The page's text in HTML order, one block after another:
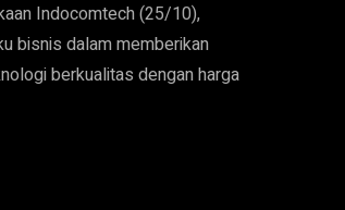
Indocomtech (25/10),
bisnis dalam memberikan
berkualitas dengan harga